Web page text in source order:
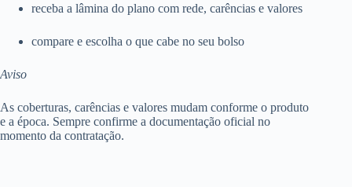
receba a lâmina do plano com rede, carências e valores
compare e escolha o que cabe no seu bolso
Aviso
As coberturas, carências e valores mudam conforme o produto
e a época. Sempre confirme a documentação oficial no
momento da contratação.